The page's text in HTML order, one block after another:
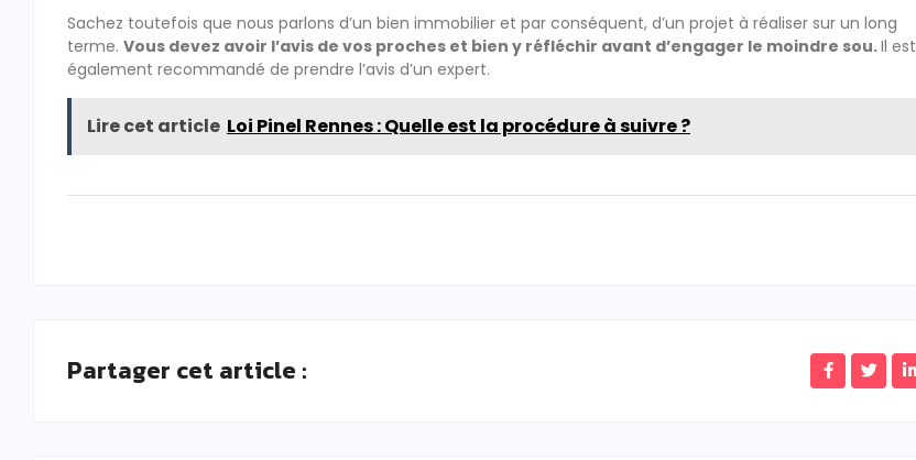
Sachez toutefois que nous parlons d’un bien immobilier et par conséquent, d’un projet à réaliser sur un long
terme. Vous devez avoir l’avis de vos proches et bien y réfléchir avant d’engager le moindre sou.Il est
également recommandé de prendre l’avis d’un expert.
Lire cet article Loi Pinel Rennes : Quelle est la procédure à suivre ?
Partager cet article :